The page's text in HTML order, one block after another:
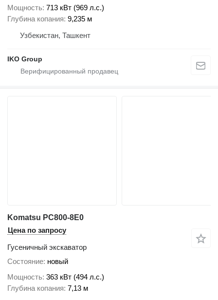
Мощность 713 кВт (969 л.с.)
Глубина копания 9,235 м
Узбекистан, Ташкент
IKO Group
Komatsu PC800-8E0
Цена по запросу
Гусеничный экскаватор
Состояние новый
Мощность 363 кВт (494 л.с.)
Глубина копания 7,13 м